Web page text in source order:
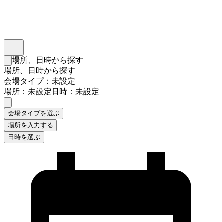
検索フォームを閉じる
場所、日時から探す
場所、日時から探す
会場タイプ：未設定
場所：未設定日時：未設定
会場タイプを選ぶ
場所を入力する
日時を選ぶ